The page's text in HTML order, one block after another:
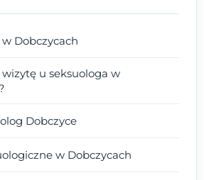
Dobczycach
u seksuologa w
Dobczyce
w Dobczycach